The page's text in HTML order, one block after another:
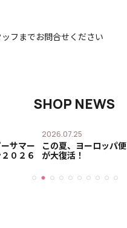
フまでお問合せください
SHOP NEWS
サマー
０２６
2026.07.25
この夏、ヨーロッパ便
が大復活！